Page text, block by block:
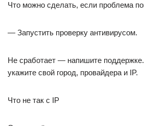
Что можно сделать, если проблема
— Запустить проверку антивирусом.
Не сработает — напишите
укажите свой город, провайдера и IP.
Что не так с IP